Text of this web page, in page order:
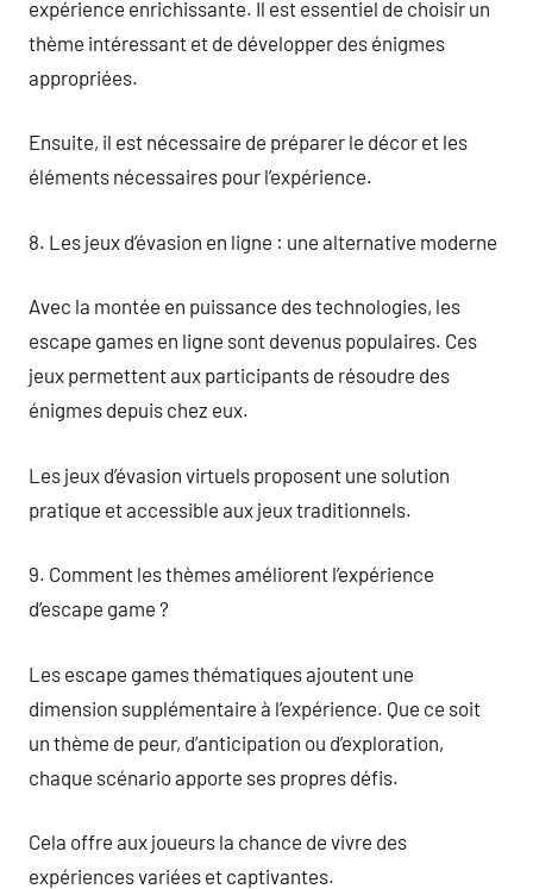
expérience enrichissante. Il est essentiel de choisir un
thème intéressant et de développer des énigmes
appropriées.
Ensuite, il est nécessaire de préparer le décor et les
éléments nécessaires pour l’expérience.
8. Les jeux d’évasion en ligne : une alternative moderne
Avec la montée en puissance des technologies, les
escape games en ligne sont devenus populaires. Ces
jeux permettent aux participants de résoudre des
énigmes depuis chez eux.
Les jeux d’évasion virtuels proposent une solution
pratique et accessible aux jeux traditionnels.
9. Comment les thèmes améliorent l’expérience
d’escape game ?
Les escape games thématiques ajoutent une
dimension supplémentaire à l’expérience. Que ce soit
un thème de peur, d’anticipation ou d’exploration,
chaque scénario apporte ses propres défis.
Cela offre aux joueurs la chance de vivre des
expériences variées et captivantes.